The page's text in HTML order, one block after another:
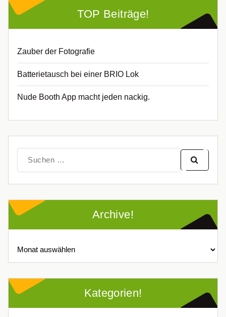
TOP Beiträge!
Zauber der Fotografie
Batterietausch bei einer BRIO Lok
Nude Booth App macht jeden nackig.
nach:
Archive!
Kategorien!